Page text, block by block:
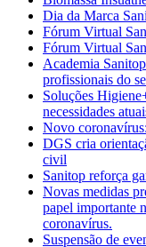
Dia da Marca
Fórum Virtual
Fórum Virtual
Academia
profissionais do
Soluções
necessidades
Novo
DGS cria
civil
Sanitop reforça
Novas medidas
papel importante
coronavírus.
Suspensão de